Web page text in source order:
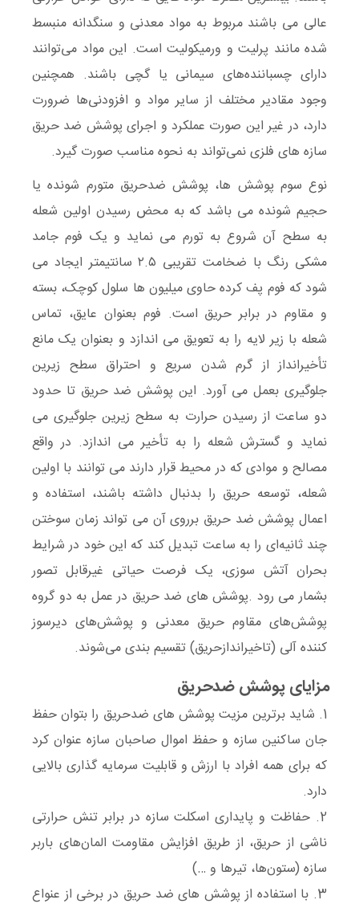
عالی می‌ باشند مربوط به مواد معدنی و سنگدانه‌ منبسط
شده مانند پرلیت و ورمیکولیت است. این مواد می‌توانند
دارای چسباننده‌های سیمانی یا گچی باشند. همچنین
وجود مقادیر مختلف از سایر مواد و افزودنی‌ها ضرورت
دارد، در غیر این صورت عملکرد و اجرای پوشش ضد حریق
سازه های فلزی نمی‌تواند به نحوه مناسب صورت گیرد.
نوع سوم پوشش ها، پوشش ضدحریق متورم شونده یا
حجیم شونده می باشد که به محض رسیدن اولین شعله
به سطح آن شروع به تورم می نماید و یک فوم جامد
مشکی رنگ با ضخامت تقریبی ۲.۵ سانتیمتر ایجاد می
شود که فوم پف کرده حاوی میلیون ها سلول کوچک، بسته
و مقاوم در برابر حریق است. فوم بعنوان عایق، تماس
شعله با زیر لایه را به تعویق می اندازد و بعنوان یک مانع
تأخیرانداز از گرم شدن سریع و احتراق سطح زیرین
جلوگیری بعمل می آورد. این پوشش ضد حریق تا حدود
دو ساعت از رسیدن حرارت به سطح زیرین جلوگیری می
نماید و گسترش شعله را به تأخیر می اندازد. در واقع
مصالح و موادی که در محیط قرار دارند می توانند با اولین
شعله، توسعه حریق را بدنبال داشته باشند، استفاده و
اعمال پوشش ضد حریق برروی آن می تواند زمان سوختن
چند ثانیه‌ای را به ساعت تبدیل کند که این خود در شرایط
بحران آتش سوزی، یک فرصت حیاتی غیرقابل تصور
بشمار می رود .پوشش های ضد حریق در عمل به دو گروه
پوشش‌های مقاوم حریق معدنی و پوشش‌های دیرسوز
کننده آلی (تاخیراندازحریق) تقسیم‌ بندی می‌شوند.
مزایای پوشش ضدحریق
1. شاید برترین مزیت پوشش های ضدحریق را بتوان حفظ
جان ساکنین سازه و حفظ اموال صاحبان سازه عنوان کرد
که برای همه افراد با ارزش و قابلیت سرمایه گذاری بالایی
دارد.
2. حفاظت و پایداری اسکلت سازه در برابر تنش حرارتی
ناشی از حریق، از طریق افزایش مقاومت المان‌های باربر
سازه (ستون‌ها، تیرها و …)
3. با استفاده از پوشش های ضد حریق در برخی از عنواع